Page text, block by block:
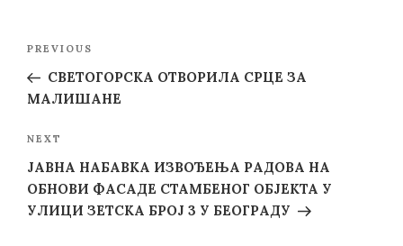
Post
Previous
Post
PREVIOUS
СВЕТОГОРСКА ОТВОРИЛА СРЦЕ ЗА
МАЛИШАНЕ
Next
Post
NEXT
ЈАВНА НАБАВКА ИЗВОЂЕЊА РАДОВА НА
ОБНОВИ ФАСАДЕ СТАМБЕНОГ ОБЈЕКТА У
УЛИЦИ ЗЕТСКА БРОЈ 3 У БЕОГРАДУ